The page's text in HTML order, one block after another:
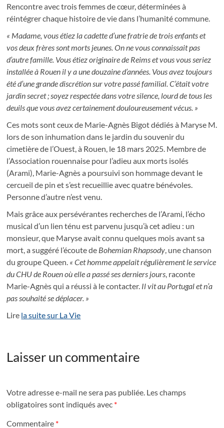
Rencontre avec trois femmes de cœur, déterminées à
réintégrer chaque histoire de vie dans l’humanité commune.
« Madame, vous étiez la cadette d’une fratrie de trois enfants et
vos deux frères sont morts jeunes. On ne vous connaissait pas
d’autre famille. Vous étiez originaire de Reims et vous vous seriez
installée à Rouen il y a une douzaine d’années. Vous avez toujours
été d’une grande discrétion sur votre passé familial. C’était votre
jardin secret ; soyez respectée dans votre silence, lourd de tous les
deuils que vous avez certainement douloureusement vécus. »
Ces mots sont ceux de Marie-Agnès Bigot dédiés à Maryse M.
lors de son inhumation dans le jardin du souvenir du
cimetière de l’Ouest, à Rouen, le 18 mars 2025. Membre de
l’Association rouennaise pour l’adieu aux morts isolés
(Arami), Marie-Agnès a poursuivi son hommage devant le
cercueil de pin et s’est recueillie avec quatre bénévoles.
Personne d’autre n’est venu.
Mais grâce aux persévérantes recherches de l’Arami, l’écho
musical d’un lien ténu est parvenu jusqu’à cet adieu : un
monsieur, que Maryse avait connu quelques mois avant sa
mort, a suggéré l’écoute de Bohemian Rhapsody, une chanson
du groupe Queen. « Cet homme appelait régulièrement le service
du CHU de Rouen où elle a passé ses derniers jours, raconte
Marie-Agnès qui a réussi à le contacter. Il vit au Portugal et n’a
pas souhaité se déplacer. »
Lire la suite sur La Vie
Laisser un commentaire
Votre adresse e-mail ne sera pas publiée. Les champs
obligatoires sont indiqués avec *
Commentaire *